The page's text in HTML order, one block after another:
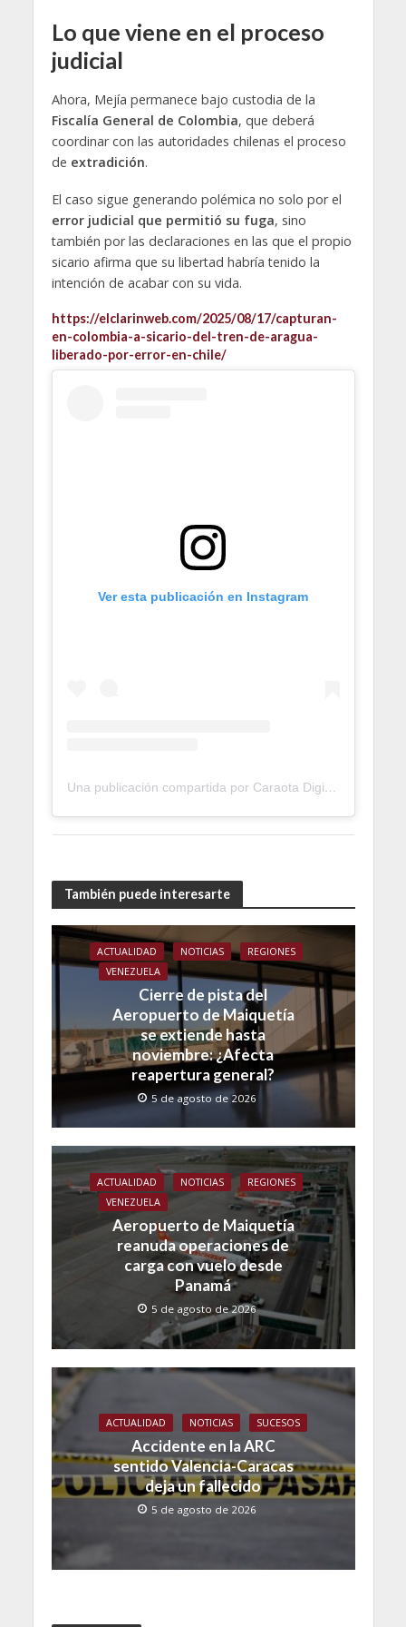
Lo que viene en el proceso
judicial
Ahora, Mejía permanece bajo custodia de la
Fiscalía General de Colombia, que deberá
coordinar con las autoridades chilenas el proceso
de extradición.
El caso sigue generando polémica no solo por el
error judicial que permitió su fuga, sino
también por las declaraciones en las que el propio
sicario afirma que su libertad habría tenido la
intención de acabar con su vida.
https://elclarinweb.com/2025/08/17/capturan-
en-colombia-a-sicario-del-tren-de-aragua-
liberado-por-error-en-chile/
Ver esta publicación en Instagram
Una publicación compartida por Caraota Digital (@caraotadigital)
También puede interesarte
ACTUALIDAD NOTICIAS
REGIONES
VENEZUELA
Cierre de pista del
Aeropuerto de Maiquetía
se extiende hasta
noviembre: ¿Afecta
reapertura general?
5 de agosto de 2026
ACTUALIDAD NOTICIAS
REGIONES
VENEZUELA
Aeropuerto de Maiquetía
reanuda operaciones de
carga con vuelo desde
Panamá
5 de agosto de 2026
ACTUALIDAD NOTICIAS SUCESOS
Accidente en la ARC
sentido Valencia-Caracas
deja un fallecido
5 de agosto de 2026